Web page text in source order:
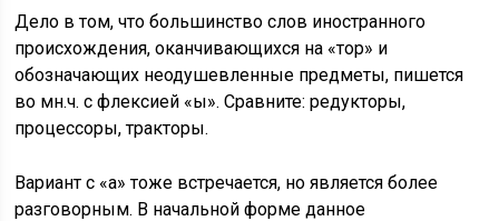
Дело в том, что большинство слов иностранного
происхождения, оканчивающихся на «тор» и
обозначающих неодушевленные предметы, пишется
во мн.ч. с флексией «ы». Сравните: редукторы,
процессоры, тракторы.
Вариант с «а» тоже встречается, но является более
разговорным. В начальной форме данное